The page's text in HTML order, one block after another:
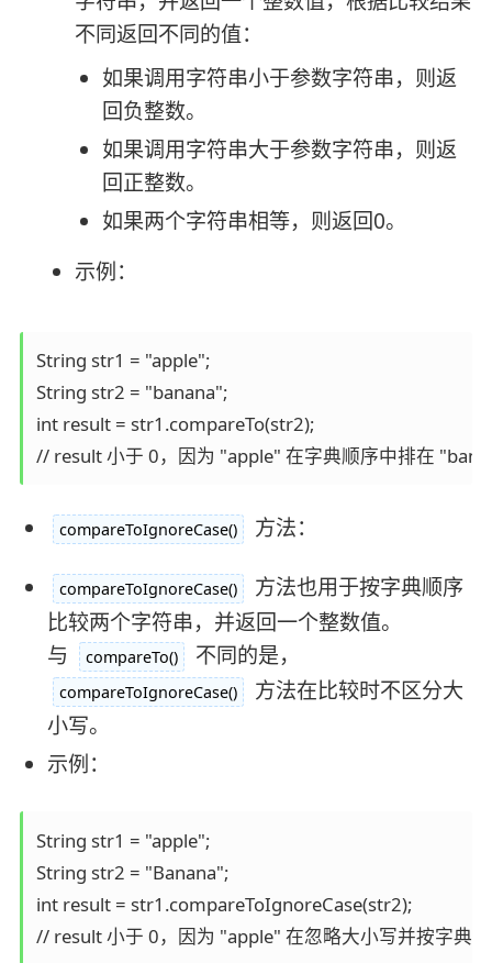
不同返回不同的值：
如果调用字符串小于参数字符串，则返
回负整数。
如果调用字符串大于参数字符串，则返
回正整数。
如果两个字符串相等，则返回0。
示例：
String str1 = "apple";
String str2 = "banana";
int result = str1.compareTo(str2);
// result 小于 0，因为 "apple" 在字典顺序中排在
compareToIgnoreCase() 方法：
compareToIgnoreCase()
方法也用于按字典顺序
比较两个字符串，并返回一个整数值。
与
compareTo() 不同的是，
compareToIgnoreCase()
方法在比较时不区分大
小写。
示例：
String str1 = "apple";
String str2 = "Banana";
int result = str1.compareToIgnoreCase(str2);
// result 小于 0，因为 "apple" 在忽略大小写并按字典